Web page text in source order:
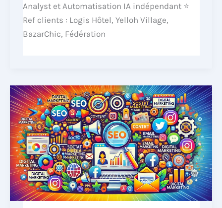
Analyst et Automatisation IA indépendant ⭐
Ref clients : Logis Hôtel, Yelloh Village,
BazarChic, Fédération